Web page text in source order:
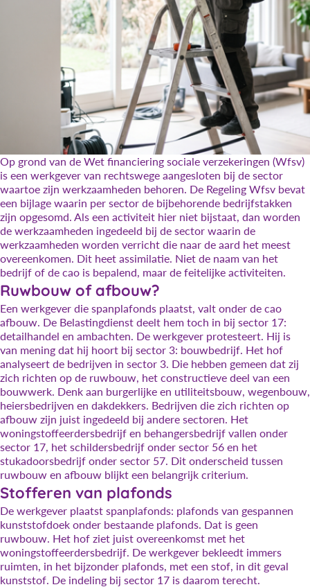
Op grond van de Wet financiering sociale verzekeringen (Wfsv)
is een werkgever van rechtswege aangesloten bij de sector
waartoe zijn werkzaamheden behoren. De Regeling Wfsv bevat
een bijlage waarin per sector de bijbehorende bedrijfstakken
zijn opgesomd. Als een activiteit hier niet bijstaat, dan worden
de werkzaamheden ingedeeld bij de sector waarin de
werkzaamheden worden verricht die naar de aard het meest
overeenkomen. Dit heet assimilatie. Niet de naam van het
bedrijf of de cao is bepalend, maar de feitelijke activiteiten.
Ruwbouw of afbouw?
Een werkgever die spanplafonds plaatst, valt onder de cao
afbouw. De Belastingdienst deelt hem toch in bij sector 17:
detailhandel en ambachten. De werkgever protesteert. Hij is
van mening dat hij hoort bij sector 3: bouwbedrijf. Het hof
analyseert de bedrijven in sector 3. Die hebben gemeen dat zij
zich richten op de ruwbouw, het constructieve deel van een
bouwwerk. Denk aan burgerlijke en utiliteitsbouw, wegenbouw,
heiersbedrijven en dakdekkers. Bedrijven die zich richten op
afbouw zijn juist ingedeeld bij andere sectoren. Het
woningstoffeerdersbedrijf en behangersbedrijf vallen onder
sector 17, het schildersbedrijf onder sector 56 en het
stukadoorsbedrijf onder sector 57. Dit onderscheid tussen
ruwbouw en afbouw blijkt een belangrijk criterium.
Stofferen van plafonds
De werkgever plaatst spanplafonds: plafonds van gespannen
kunststofdoek onder bestaande plafonds. Dat is geen
ruwbouw. Het hof ziet juist overeenkomst met het
woningstoffeerdersbedrijf. De werkgever bekleedt immers
ruimten, in het bijzonder plafonds, met een stof, in dit geval
kunststof. De indeling bij sector 17 is daarom terecht.